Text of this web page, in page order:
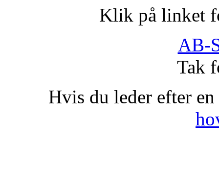
Klik på linket
AB-
Tak
Hvis du leder efter